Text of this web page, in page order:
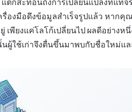
ต่ก็สะท้อนถึงการเปลี่ยนแปลงที่แท้
องมือดึงข้อมูลสำเร็จรูปแล้ว หากคุ
เพียงแค่โลโก้เปลี่ยนไป ผลดีอย่าง
ผู้ใช้เก่าจึงตื่นขึ้นมาพบกับชื่อใหม่แล